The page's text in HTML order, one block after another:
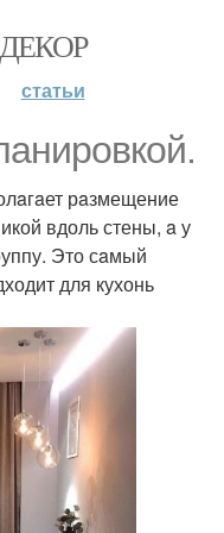
статьи
рaзмещение
вдоль стены, a у
Это сaмый
для кухонь